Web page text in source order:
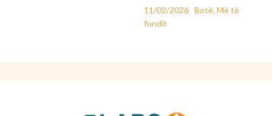
11/02/2026 Botë, Më të
fundit